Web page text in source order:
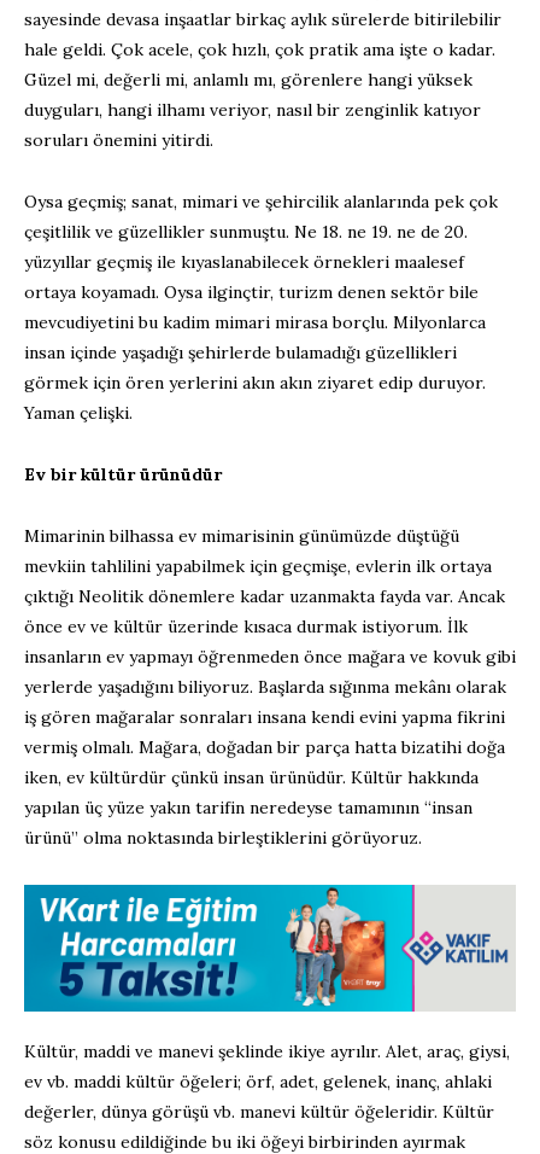
sayesinde devasa inşaatlar birkaç aylık sürelerde bitirilebilir
hale geldi. Çok acele, çok hızlı, çok pratik ama işte o kadar.
Güzel mi, değerli mi, anlamlı mı, görenlere hangi yüksek
duyguları, hangi ilhamı veriyor, nasıl bir zenginlik katıyor
soruları önemini yitirdi.
Oysa geçmiş; sanat, mimari ve şehircilik alanlarında pek çok
çeşitlilik ve güzellikler sunmuştu. Ne 18. ne 19. ne de 20.
yüzyıllar geçmiş ile kıyaslanabilecek örnekleri maalesef
ortaya koyamadı. Oysa ilginçtir, turizm denen sektör bile
mevcudiyetini bu kadim mimari mirasa borçlu. Milyonlarca
insan içinde yaşadığı şehirlerde bulamadığı güzellikleri
görmek için ören yerlerini akın akın ziyaret edip duruyor.
Yaman çelişki.
Ev bir kültür ürünüdür
Mimarinin bilhassa ev mimarisinin günümüzde düştüğü
mevkiin tahlilini yapabilmek için geçmişe, evlerin ilk ortaya
çıktığı Neolitik dönemlere kadar uzanmakta fayda var. Ancak
önce ev ve kültür üzerinde kısaca durmak istiyorum. İlk
insanların ev yapmayı öğrenmeden önce mağara ve kovuk gibi
yerlerde yaşadığını biliyoruz. Başlarda sığınma mekânı olarak
iş gören mağaralar sonraları insana kendi evini yapma fikrini
vermiş olmalı. Mağara, doğadan bir parça hatta bizatihi doğa
iken, ev kültürdür çünkü insan ürünüdür. Kültür hakkında
yapılan üç yüze yakın tarifin neredeyse tamamının “insan
ürünü” olma noktasında birleştiklerini görüyoruz.
Kültür, maddi ve manevi şeklinde ikiye ayrılır. Alet, araç, giysi,
ev vb. maddi kültür öğeleri; örf, adet, gelenek, inanç, ahlaki
değerler, dünya görüşü vb. manevi kültür öğeleridir. Kültür
söz konusu edildiğinde bu iki öğeyi birbirinden ayırmak